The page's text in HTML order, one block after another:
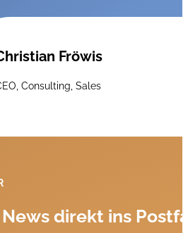
Fröwis
Consulting, Sales
direkt ins